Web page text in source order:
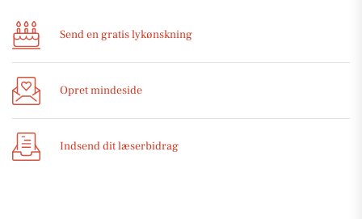
Send en gratis lykønskning
Opret mindeside
Indsend dit læserbidrag